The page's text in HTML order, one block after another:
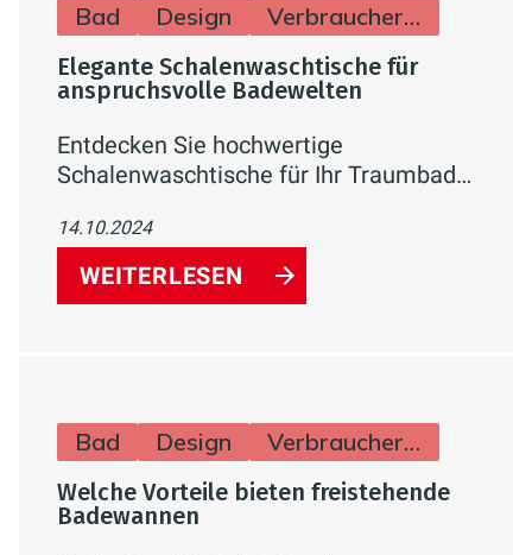
Bad Design Verbraucherinfos
Elegante Schalenwaschtische für
anspruchsvolle Badewelten
Entdecken Sie hochwertige
Schalenwaschtische für Ihr Traumbad.
Materialien und innovative Funktionen
vereint. Jetzt inspirieren lassen!
14.10.2024
WEITERLESEN
Bad Design Verbraucherinfos
Welche Vorteile bieten freistehende
Badewannen